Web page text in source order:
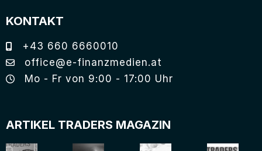
KONTAKT
+43 660 6660010
office@e-finanzmedien.at
Mo - Fr von 9:00 - 17:00 Uhr
ARTIKEL TRADERS MAGAZIN